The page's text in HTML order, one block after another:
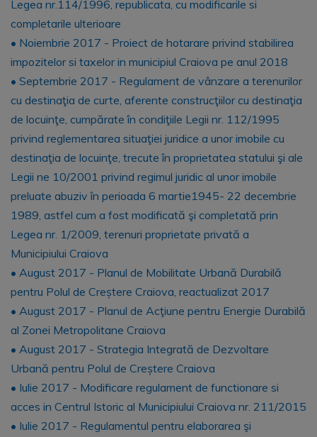
Legea nr.114/1996, republicata, cu modificarile si
completarile ulterioare
• Noiembrie 2017 - Proiect de hotarare privind stabilirea
impozitelor si taxelor in municipiul Craiova pe anul 2018
• Septembrie 2017 - Regulament de vânzare a terenurilor
cu destinaţia de curte, aferente construcţiilor cu destinaţia
de locuinţe, cumpărate în condiţiile Legii nr. 112/1995
privind reglementarea situaţiei juridice a unor imobile cu
destinaţia de locuinţe, trecute în proprietatea statului şi ale
Legii ne 10/2001 privind regimul juridic al unor imobile
preluate abuziv în perioada 6 martie1945- 22 decembrie
1989, astfel cum a fost modificată şi completată prin
Legea nr. 1/2009, terenuri proprietate privată a
Municipiului Craiova
• August 2017 - Planul de Mobilitate Urbană Durabilă
pentru Polul de Creștere Craiova, reactualizat 2017
• August 2017 - Planul de Acţiune pentru Energie Durabilă
al Zonei Metropolitane Craiova
• August 2017 - Strategia Integrată de Dezvoltare
Urbană pentru Polul de Creștere Craiova
• Iulie 2017 - Modificare regulament de functionare si
acces in Centrul Istoric al Municipiului Craiova nr. 211/2015
• Iulie 2017 - Regulamentul pentru elaborarea şi